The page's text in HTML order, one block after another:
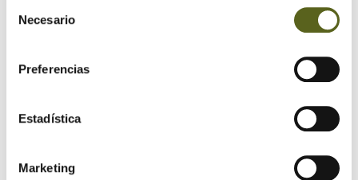
Necesario
Preferencias
Estadística
Marketing
"estilos de decoración"